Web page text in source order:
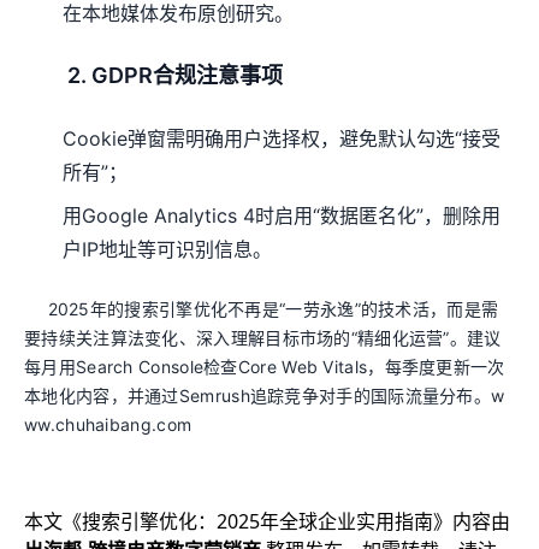
在本地媒体发布原创研究。
2. GDPR合规注意事项
Cookie弹窗需明确用户选择权，避免默认勾选“接受
所有”；
用Google Analytics 4时启用“数据匿名化”，删除用
户IP地址等可识别信息。
2025年的搜索引擎优化不再是“一劳永逸”的技术活，而是需
要持续关注算法变化、深入理解目标市场的“精细化运营”。建议
每月用Search Console检查Core Web Vitals，每季度更新一次
本地化内容，并通过Semrush追踪竞争对手的国际流量分布。w
ww.chuhaibang.com
本文《搜索引擎优化：2025年全球企业实用指南》内容由